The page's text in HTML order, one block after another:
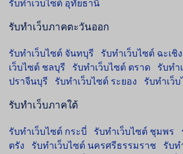
รับทำเว็บไซต์ อุทัยธานี
รับทำเว็บภาคตะวันออก
รับทำเว็บไซต์ จันทบุรี รับทำเว็บไซต์ ฉะเชิง
เว็บไซต์ ชลบุรี
รับทำเว็บไซต์ ตราด
รับทำ
ปราจีนบุรี
รับทำเว็บไซต์ ระยอง รับทำเว็
รับทำเว็บภาคใต้
รับทำเว็บไซต์ กระบี่ รับทำเว็บไซต์ ชุมพร
ตรัง
รับทำเว็บไซต์ นครศรีธรรมราช
รับท